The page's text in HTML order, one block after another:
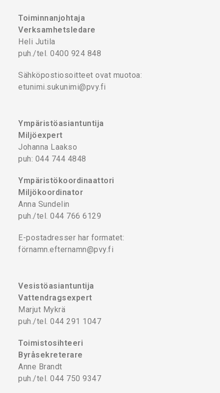
Toiminnanjohtaja
Verksamhetsledare
Heli Jutila
puh./tel. 0400 924 848
Sähköpostiosoitteet ovat muotoa:
etunimi.sukunimi@pvy.fi
Ympäristöasiantuntija
Miljöexpert
Johanna Laakso
puh: 044 744 4848
Ympäristökoordinaattori
Miljökoordinator
Anna Sundelin
puh./tel. 044 766 6129
E-postadresser har formatet:
förnamn.efternamn@pvy.fi
Vesistöasiantuntija
Vattendragsexpert
Marjut Mykrä
puh./tel. 044 291 1047
Toimistosihteeri
Byråsekreterare
Anne Brandt
puh./tel. 044 750 9347